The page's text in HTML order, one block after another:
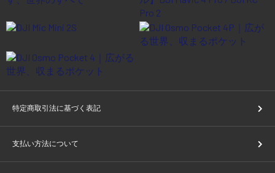
特定商取引法に基づく表記
支払い方法について